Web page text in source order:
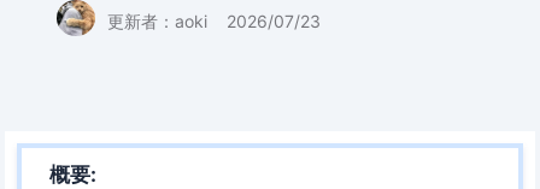
更新者： aoki 2026/07/23
概要: